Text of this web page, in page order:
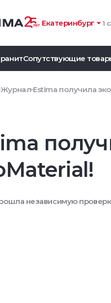
Екатеринбург 1
Сопутствующие
Журнал Estima получила
независимую